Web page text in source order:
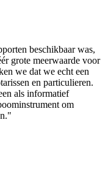
beschikbaar was,
grote meerwaarde voor
we dat we echt een
en particulieren.
als informatief
om